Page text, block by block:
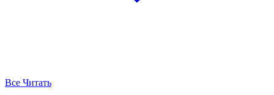
Все Читать